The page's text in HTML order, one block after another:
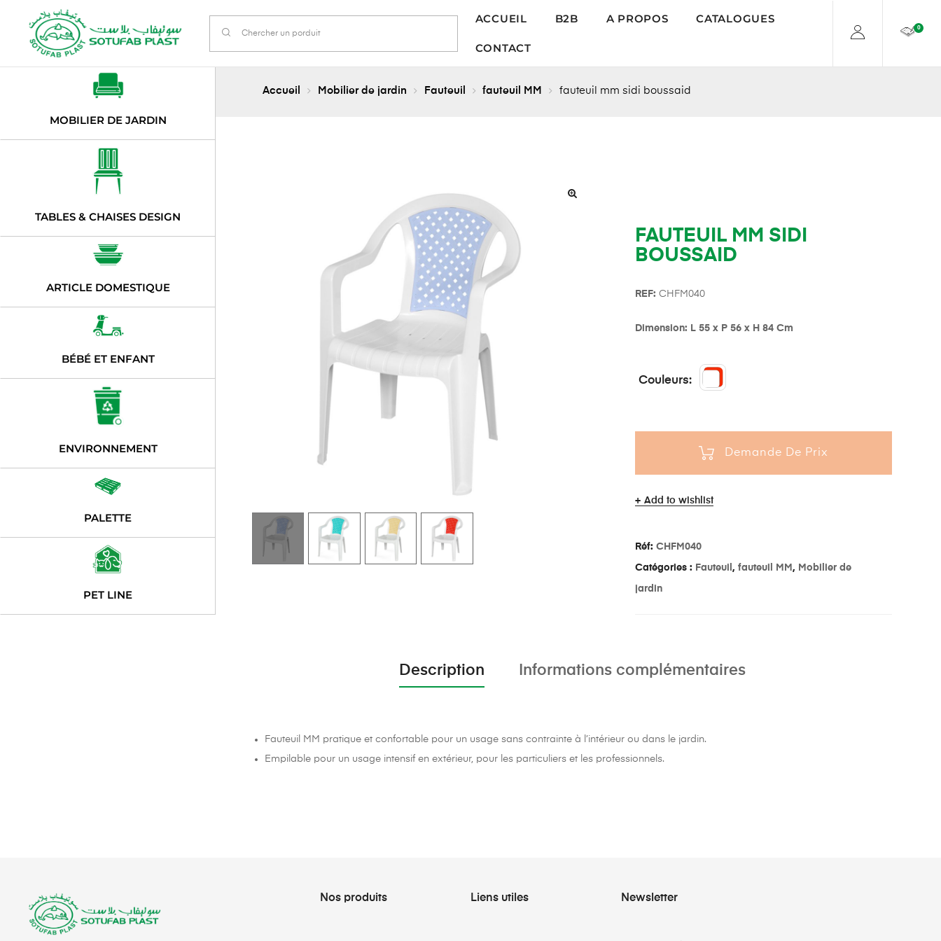
ACCUEIL B2B A PROPOS CATALOGUES
CONTACT
0
Accueil Mobilier de jardin Fauteuil fauteuil MM fauteuil mm sidi boussaid
FAUTEUIL MM SIDI
BOUSSAID
REF: CHFM040
Dimension: L 55 x P 56 x H 84 Cm
Couleurs
Demande De Prix
Add to wishlist
Réf: CHFM040
Catégories : Fauteuil , fauteuil MM , Mobilier de
jardin
Description Informations complémentaires
Fauteuil MM pratique et confortable pour un usage sans contrainte à l’intérieur ou dans le jardin.
Empilable pour un usage intensif en extérieur, pour les particuliers et les professionnels.
MOBILIER DE JARDIN
TABLES & CHAISES DESIGN
ARTICLE DOMESTIQUE
BÉBÉ ET ENFANT
ENVIRONNEMENT
PALETTE
PET LINE
Nos produits Liens utiles Newsletter